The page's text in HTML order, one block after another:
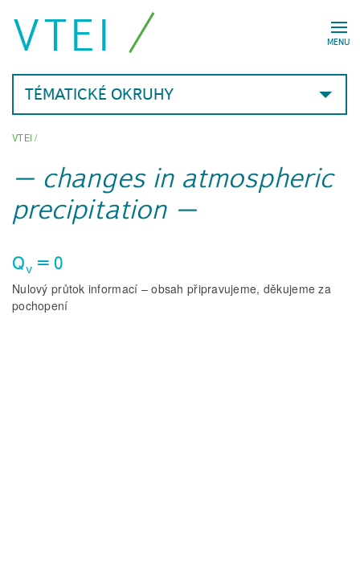
MENU
VTEI
TÉMATICKÉ OKRUHY
VTEI/
changes in atmospheric
precipitation
Qv = 0
Nulový průtok informací – obsah připravujeme, děkujeme za
pochopení